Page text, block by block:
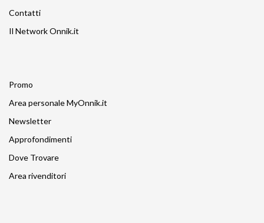
Contatti
Il Network Onnik.it
Promo
Area personale MyOnnik.it
Newsletter
Approfondimenti
Dove Trovare
Area rivenditori